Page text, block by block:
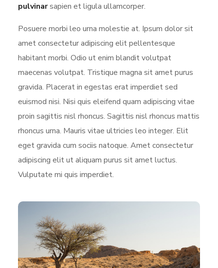
pulvinarsapien et ligula ullamcorper.
Posuere morbi leo urna molestie at. Ipsum dolor sit
amet consectetur adipiscing elit pellentesque
habitant morbi. Odio ut enim blandit volutpat
maecenas volutpat. Tristique magna sit amet purus
gravida. Placerat in egestas erat imperdiet sed
euismod nisi. Nisi quis eleifend quam adipiscing vitae
proin sagittis nisl rhoncus. Sagittis nisl rhoncus mattis
rhoncus urna. Mauris vitae ultricies leo integer. Elit
eget gravida cum sociis natoque. Amet consectetur
adipiscing elit ut aliquam purus sit amet luctus.
Vulputate mi quis imperdiet.